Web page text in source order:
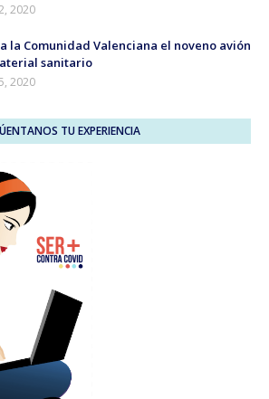
2020
la Comunidad Valenciana el noveno avión
sanitario
2020
TU EXPERIENCIA